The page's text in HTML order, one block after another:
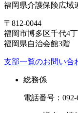
福岡県介護保険広域
〒812-0044
福岡市博多区千代4
福岡県自治会館3階
支部一覧のお問い合
総務係
電話番号：